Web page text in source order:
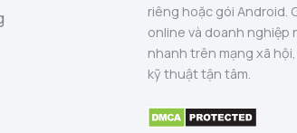
riêng hoặc gói Android.
online và doanh nghiệp
nhanh trên mạng xã
kỹ thuật tận tâm.